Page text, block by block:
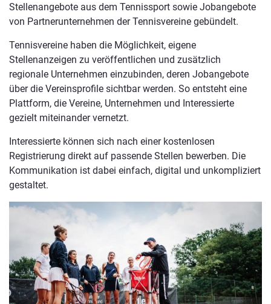
Stellenangebote aus dem Tennissport sowie Jobangebote
von Partnerunternehmen der Tennisvereine gebündelt.
Tennisvereine haben die Möglichkeit, eigene
Stellenanzeigen zu veröffentlichen und zusätzlich
regionale Unternehmen einzubinden, deren Jobangebote
über die Vereinsprofile sichtbar werden. So entsteht eine
Plattform, die Vereine, Unternehmen und Interessierte
gezielt miteinander vernetzt.
Interessierte können sich nach einer kostenlosen
Registrierung direkt auf passende Stellen bewerben. Die
Kommunikation ist dabei einfach, digital und unkompliziert
gestaltet.